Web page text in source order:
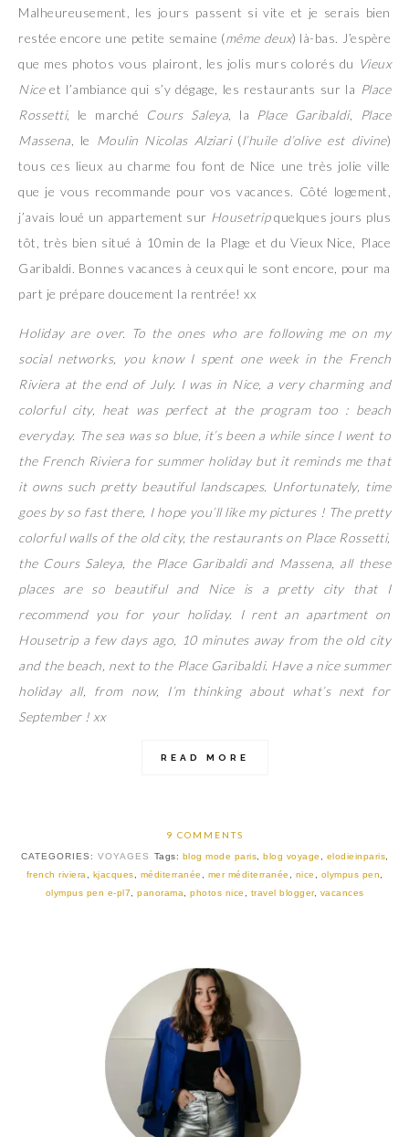
Malheureusement, les jours passent si vite et je serais bien
restée encore une petite semaine (même deux) là-bas. J’espère
que mes photos vous plairont, les jolis murs colorés du Vieux
Niceet l’ambiance qui s’y dégage, les restaurants sur la Place
Rossetti, le marché Cours Saleya , la Place Garibaldi,
Place
Massena , le Moulin Nicolas Alziari(l’huile d’olive est divine)
tous ces lieux au charme fou font de Nice une très jolie ville
que je vous recommande pour vos vacances. Côté logement,
j’avais loué un appartement sur Housetripquelques jours plus
tôt, très bien situé à 10min de la Plage et du Vieux Nice, Place
Garibaldi. Bonnes vacances à ceux qui le sont encore, pour ma
part je prépare doucement la rentrée! xx
Holiday are over. To the ones who are following me on my
social networks, you know I spent one week in the French
Riviera at the end of July. I was in Nice, a very charming and
colorful city, heat was perfect at the program too : beach
everyday. The sea was so blue, it’s been a while since I went to
the French Riviera for summer holiday but it reminds me that
it owns such pretty beautiful landscapes. Unfortunately, time
goes by so fast there, I hope you’ll like my pictures ! The pretty
colorful walls of the old city, the restaurants on Place Rossetti,
the Cours Saleya, the Place Garibaldi and Massena, all these
places are so beautiful and Nice is a pretty city that I
recommend you for your holiday. I rent an apartment on
Housetrip a few days ago, 10 minutes away from the old city
and the beach, next to the Place Garibaldi. Have a nice summer
holiday all, from now, I’m thinking about what’s next for
September ! xx
READ MORE
9 COMMENTS
CATEGORIES: VOYAGES Tags: blog mode paris blog voyage elodieinparis
french riviera
kjacques méditerranée mer méditerranée nice olympus pen
olympus pen e-pl7
panorama photos nice travel blogger, vacances